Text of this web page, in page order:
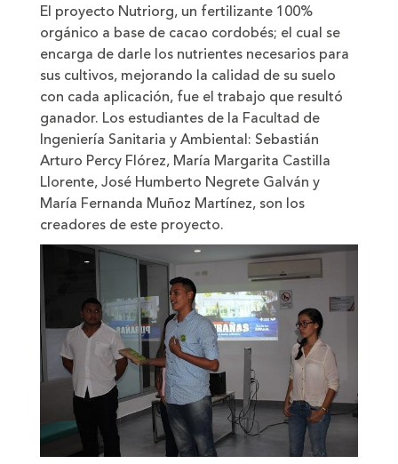
El proyecto Nutriorg, un fertilizante 100%
orgánico a base de cacao cordobés; el cual se
encarga de darle los nutrientes necesarios para
sus cultivos, mejorando la calidad de su suelo
con cada aplicación, fue el trabajo que resultó
ganador. Los estudiantes de la Facultad de
Ingeniería Sanitaria y Ambiental: Sebastián
Arturo Percy Flórez, María Margarita Castilla
Llorente, José Humberto Negrete Galván y
María Fernanda Muñoz Martínez, son los
creadores de este proyecto.